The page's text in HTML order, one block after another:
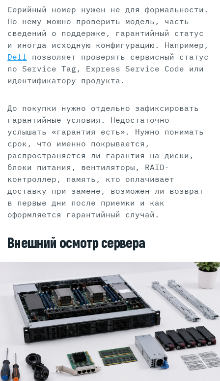
Серийный номер нужен не для формальности.
По нему можно проверить модель, часть
сведений о поддержке, гарантийный статус
и иногда исходную конфигурацию. Например,
Dell
позволяет проверять сервисный статус
по Service Tag, Express Service Code или
идентификатору продукта.
До покупки нужно отдельно зафиксировать
гарантийные условия. Недостаточно
услышать «гарантия есть». Нужно понимать
срок, что именно покрывается,
распространяется ли гарантия на диски,
блоки питания, вентиляторы, RAID-
контроллер, память, кто оплачивает
доставку при замене, возможен ли возврат
в первые дни после приемки и как
оформляется гарантийный случай.
Внешний осмотр сервера